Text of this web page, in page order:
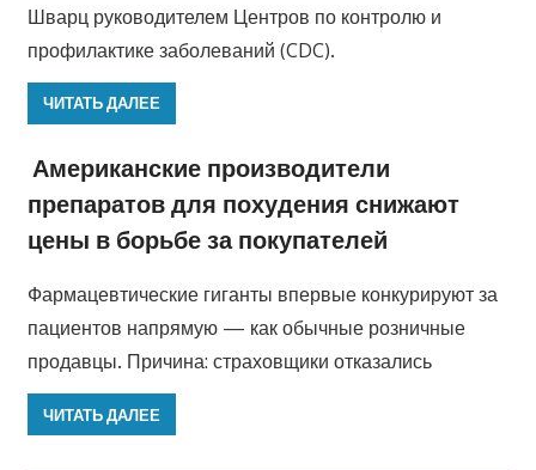
Шварц руководителем Центров по контролю и
профилактике заболеваний (CDC).
ЧИТАТЬ ДАЛЕЕ
Американские производители
препаратов для похудения снижают
цены в борьбе за покупателей
Фармацевтические гиганты впервые конкурируют за
пациентов напрямую — как обычные розничные
продавцы. Причина: страховщики отказались
ЧИТАТЬ ДАЛЕЕ